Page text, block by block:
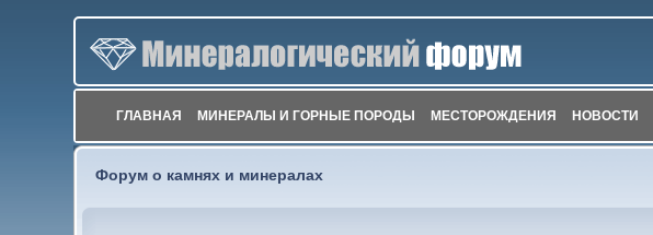
ГЛАВНАЯ МИНЕРАЛЫ И ГОРНЫЕ ПОРОДЫ МЕСТОРОЖДЕНИЯ НОВОСТИ
Форум о камнях и минералах